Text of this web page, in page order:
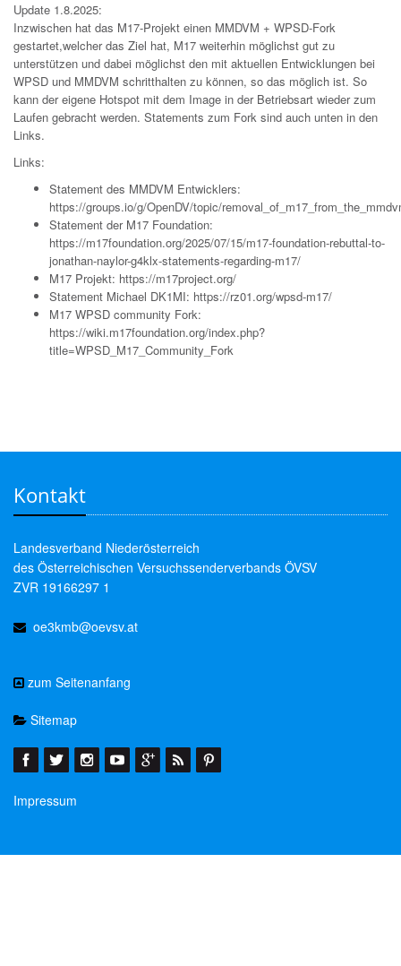
Update 1.8.2025:
Inzwischen hat das M17-Projekt einen MMDVM + WPSD-Fork
gestartet,welcher das Ziel hat, M17 weiterhin möglichst gut zu
unterstützen und dabei möglichst den mit aktuellen Entwicklungen bei
WPSD und MMDVM schritthalten zu können, so das möglich ist. So
kann der eigene Hotspot mit dem Image in der Betriebsart wieder zum
Laufen gebracht werden. Statements zum Fork sind auch unten in den
Links.
Links:
Statement des MMDVM Entwicklers:
https://groups.io/g/OpenDV/topic/
Statement der M17 Foundation:
https://m17foundation.org/2025/07/15/m17-foundation-rebuttal-to-
jonathan-naylor-g4klx-statements-regarding-m17/
M17 Projekt: https://m17project.org/
Statement Michael DK1MI: https://rz01.org/wpsd-m17/
M17 WPSD community Fork:
https://wiki.m17foundation.org/index.php?
title=WPSD_M17_Community_Fork
Kontakt
Landesverband Niederösterreich
des Österreichischen Versuchssenderverbands ÖVSV
ZVR 19166297 1
oe3kmb@oevsv.at
zum Seitenanfang
Sitemap
Impressum